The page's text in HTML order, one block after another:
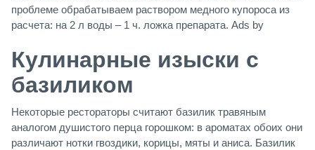
проблеме обрабатываем раствором медного купороса из
расчета: на 2 л воды – 1 ч. ложка препарата. Ads by
Кулинарные изыски с
базиликом
Некоторые рестораторы считают базилик травяным
аналогом душистого перца горошком: в ароматах обоих они
различают нотки гвоздики, корицы, мяты и аниса. Базилик